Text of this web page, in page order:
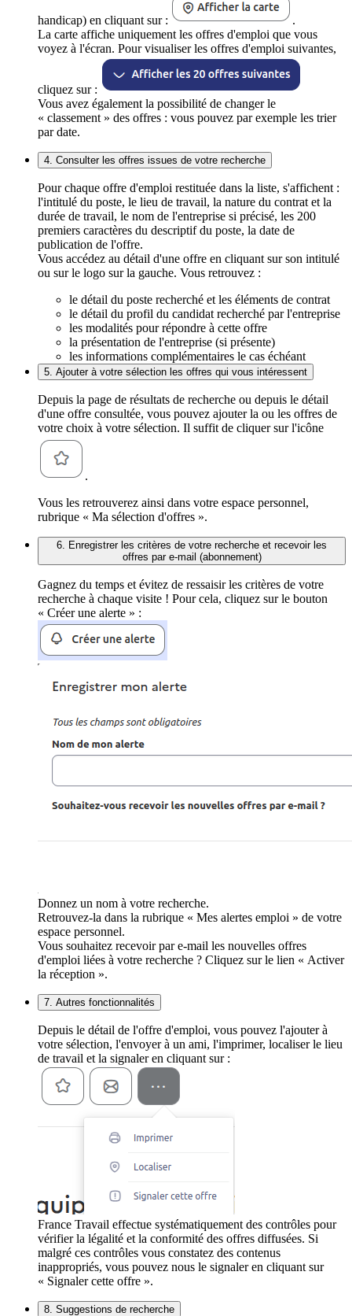
handicap) en cliquant sur :
.
La carte affiche uniquement les offres d'emploi que vous
voyez à l'écran. Pour visualiser les offres d'emploi suivantes,
cliquez sur :
Vous avez également la possibilité de changer le
« classement » des offres : vous pouvez par exemple les trier
par date.
4. Consulter les offres issues de votre recherche
Pour chaque offre d'emploi restituée dans la liste, s'affichent :
l'intitulé du poste, le lieu de travail, la nature du contrat et la
durée de travail, le nom de l'entreprise si précisé, les 200
premiers caractères du descriptif du poste, la date de
publication de l'offre.
Vous accédez au détail d'une offre en cliquant sur son intitulé
ou sur le logo sur la gauche. Vous retrouvez :
le détail du poste recherché et les éléments de contrat
le détail du profil du candidat recherché par l'entreprise
les modalités pour répondre à cette offre
la présentation de l'entreprise (si présente)
les informations complémentaires le cas échéant
5. Ajouter à votre sélection les offres qui vous intéressent
Depuis la page de résultats de recherche ou depuis le détail
d'une offre consultée, vous pouvez ajouter la ou les offres de
votre choix à votre sélection. Il suffit de cliquer sur l'icône
.
Vous les retrouverez ainsi dans votre espace personnel,
rubrique « Ma sélection d'offres ».
6. Enregistrer les critères de votre recherche et recevoir les
offres par e-mail (abonnement)
Gagnez du temps et évitez de ressaisir les critères de votre
recherche à chaque visite ! Pour cela, cliquez sur le bouton
« Créer une alerte » :
Donnez un nom à votre recherche.
Retrouvez-la dans la rubrique « Mes alertes emploi » de votre
espace personnel.
Vous souhaitez recevoir par e-mail les nouvelles offres
d'emploi liées à votre recherche ? Cliquez sur le lien « Activer
la réception ».
7. Autres fonctionnalités
Depuis le détail de l'offre d'emploi, vous pouvez l'ajouter à
votre sélection, l'envoyer à un ami, l'imprimer, localiser le lieu
de travail et la signaler en cliquant sur :
France Travail effectue systématiquement des contrôles pour
vérifier la légalité et la conformité des offres diffusées. Si
malgré ces contrôles vous constatez des contenus
inappropriés, vous pouvez nous le signaler en cliquant sur
« Signaler cette offre ».
8. Suggestions de recherche